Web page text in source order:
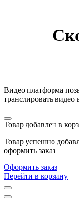
Видео платформа
транслировать
Товар добавлен в
Товар успешно
оформить заказ
Оформить заказ
Перейти в корзину